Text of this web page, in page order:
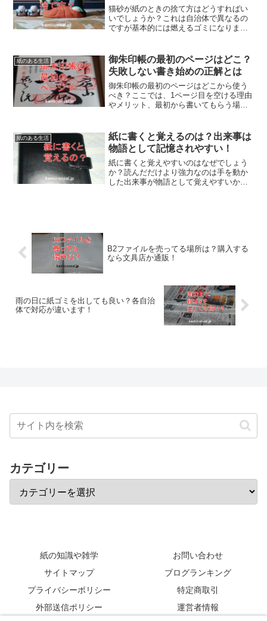
猫砂が紙のときの捨て方はどうすればい
いでしょうか？これは自治体で異なるの
ですが基本的には燃えるゴミになりま
ことです。猫砂が紙のときの捨て方は、
説明書きをよく確認すべきでしょう。
紙のある生活
御朱印帳の最初のページはどこ？
失敗しない書き始めの正解とは
御朱印帳の最初のページはどこから使う
べき？ここでは、1ページ目を空ける理由
やメリット、最初から書いてもらう場合
すめの使い方も紹介。御朱印帳の最初の
ページ、正しく使って下さいね！
紙のある生活
紙に書くと覚えるのは？出来事は
物語として記憶されやすい！
紙に書くと覚えやすいのはなぜでしょう
か？読んだだけより強力なのは手を動か
した出来事が物語として覚えやすいから
B2ファイルを売ってる場所は？購入する
なら文具店か通販！
雨の日に紙ゴミを出しても良い？各自治
体で対応が違います！
カテゴリー
紙の知識や雑学
お問い合わせ
サイトマップ
ブログランキング
プライバシーポリシー
特定商取引
外部送信ポリシー
運営者情報